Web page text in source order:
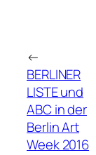
←
BERLINER
LISTE und
ABC in der
Berlin Art
Week 2016